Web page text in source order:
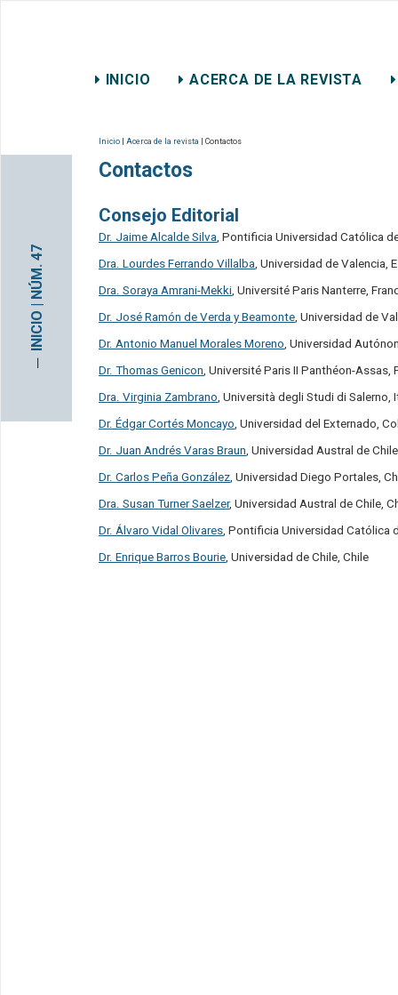
INICIO ACERCA DE LA REVISTA
─
INICIO | NÚM. 47
Inicio Acerca de la revista | Contactos
Contactos
Consejo Editorial
Dr. Jaime Alcalde Silva , Pontificia Universidad Católica
Dra. Lourdes Ferrando Villalba , Universidad de Valencia,
Dra. Soraya Amrani-Mekki , Université Paris Nanterre,
Dr. José Ramón de Verda y Beamonte , Universidad de
Dr. Antonio Manuel Morales Moreno , Universidad
Dr. Thomas Genicon , Université Paris II Panthéon-Assas,
Dra. Virginia Zambrano , Università degli Studi di Salerno,
Dr. Édgar Cortés Moncayo , Universidad del Externado,
Dr. Juan Andrés Varas Braun , Universidad Austral de
Dr. Carlos Peña González , Universidad Diego Portales,
Dra. Susan Turner Saelzer, Universidad Austral de Chile,
Dr. Álvaro Vidal Olivares , Pontificia Universidad Católica
Dr. Enrique Barros Bourie , Universidad de Chile, Chile